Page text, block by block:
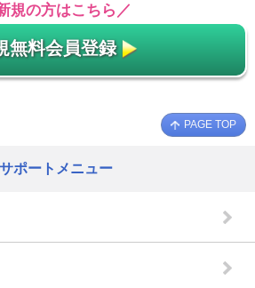
規の方はこちら／
無料会員登録
PAGE TOP
サポートメニュー